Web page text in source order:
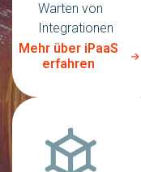
Warten von
Integrationen
Mehr über iPaaS
erfahren